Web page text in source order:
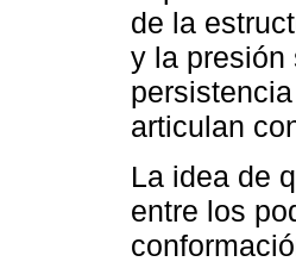
de la
y la presión
articulan
La idea de
entre los